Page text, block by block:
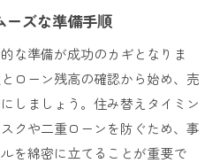
ーズな準備手順
な準備が成功のカギとなりま
ローン残高の確認から始め、売
しましょう。住み替えタイミン
クや二重ローンを防ぐため、事
を綿密に立てることが重要で